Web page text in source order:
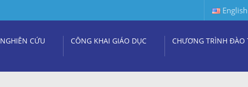
English
NGHIÊN CỨU CÔNG KHAI GIÁO DỤC CHƯƠNG TRÌNH ĐÀO